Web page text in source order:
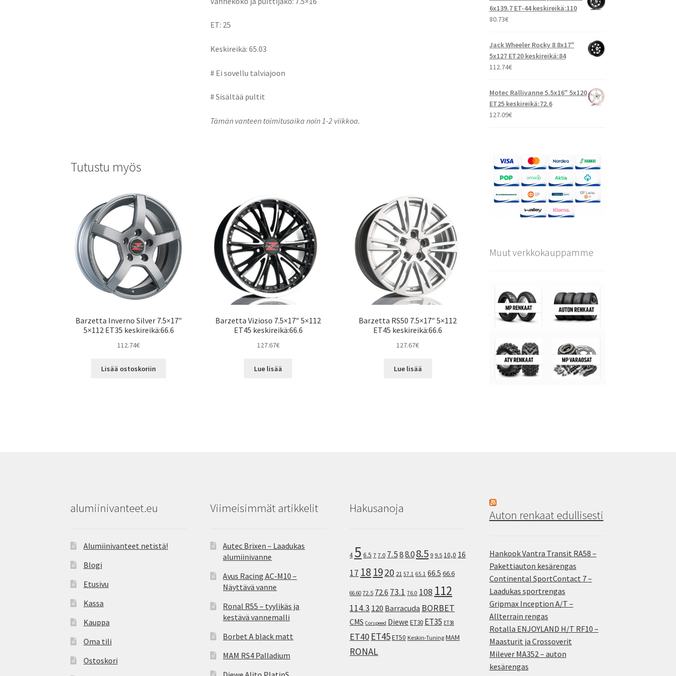
ET: 25
Keskireikä: 65.03
# Ei sovellu talviajoon
# Sisältää pultit
Tämän vanteen toimitusaika noin 1-2 viikkoa.
Tutustu myös
Barzetta Inverno Silver 7.5×17″
5×112 ET35 keskireikä:66.6
112.74€
Lisää ostoskoriin
Barzetta Vizioso 7.5×17″ 5×112
ET45 keskireikä:66.6
127.67€
Lue lisää
Barzetta RS50 7.5×17″ 5×112
ET45 keskireikä:66.6
127.67€
Lue lisää
6x139.7 ET-44 keskireikä:110
80.73€
Jack Wheeler Rocky 8 8x17"
5x127 ET20 keskireikä:84
112.74€
Motec Rallivanne 5.5x16" 5x120
ET25 keskireikä:72.6
127.09€
Muut verkkokauppamme
alumiinivanteet.eu
Alumiinivanteet netistä!
Blogi
Etusivu
Kassa
Kauppa
Oma tili
Ostoskori
Viimeisimmät artikkelit
Autec Brixen – Laadukas
alumiinivanne
Avus Racing AC-M10 –
Näyttävä vanne
Ronal R55 – tyylikäs ja
kestävä vannemalli
Borbet A black matt
MAM RS4 Palladium
Hakusanoja
4 5 6.5 7 7.0 7.588.08.5 9 9.5 10,0 16
17 18 1920 21 57.1 65.1 66.5 66.6
66.60 72.5 72.6 73.1 76.0 108 112
114.3 120 Barracuda BORBET
CMS Corspeed Diewe ET30 ET35 ET38
ET40 ET45ET50 Keskin-Tuning MAM
RONAL
Auton renkaat edullisesti
Hankook Vantra Transit RA58 –
Pakettiauton kesärengas
Continental SportContact 7 –
Laadukas sportrengas
Gripmax Inception A/T –
Allterrain rengas
Rotalla ENJOYLAND H/T RF10 –
Maasturit ja Crossoverit
Milever MA352 – auton
kesärengas